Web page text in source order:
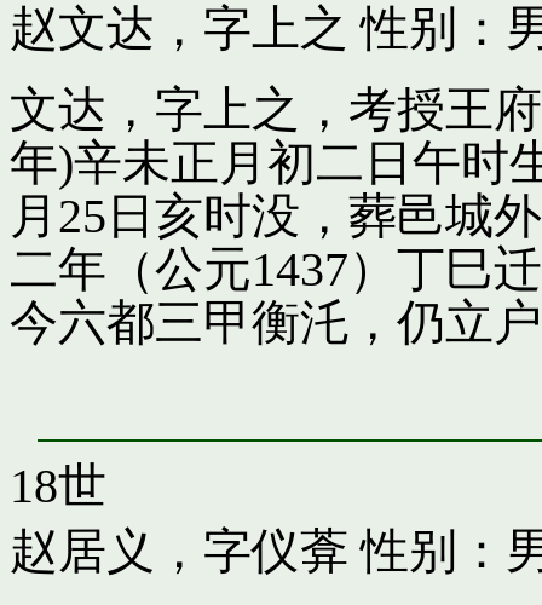
赵文达，字上之 性别：
文达，字上之，考授王
年)辛未正月初二日午时
月25日亥时没，葬邑城
二年（公元1437）丁巳
今六都三甲衡汑，仍立
18世
赵居义，字仪葊 性别：